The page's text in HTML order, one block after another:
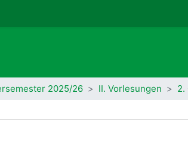
2025/26 II. Vorlesungen 2.